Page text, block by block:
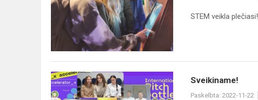
STEM veikla plečiasi!
Sveikiname! Sveikiname!
Paskelbta: 2022-11-22